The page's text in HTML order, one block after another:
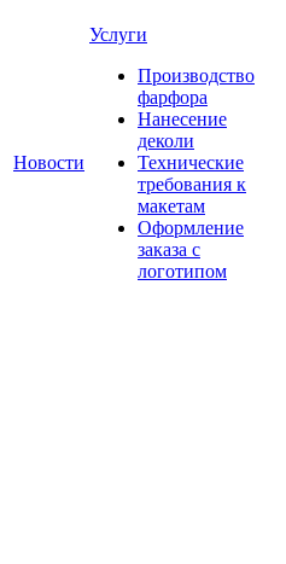
Новости
Услуги
Производство
фарфора
Нанесение
деколи
Технические
требования к
макетам
Оформление
заказа с
логотипом